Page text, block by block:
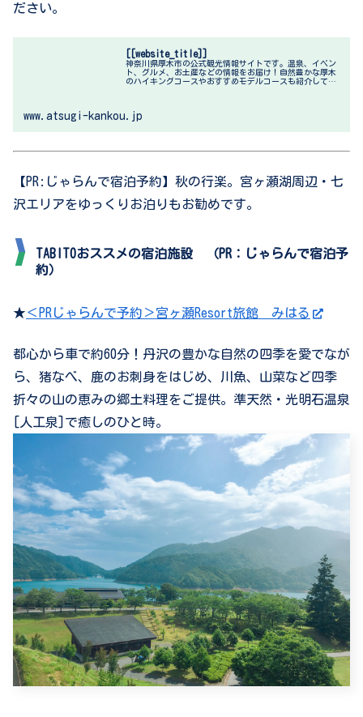
ださい。
[[website_title]]
神奈川県厚木市の公式観光情報サイトです。温泉、イベン
ト、グルメ、お土産などの情報をお届け！自然豊かな厚木
のハイキングコースやおすすめモデルコースも紹介してい
www.atsugi-kankou.jp
【PR:じゃらんで宿泊予約】秋の行楽。宮ヶ瀬湖周辺・七
沢エリアをゆっくりお泊りもお勧めです。
TABITOおススメの宿泊施設 （PR：じゃらんで宿泊予
約）
★＜PRじゃらんで予約＞宮ヶ瀬Resort旅館 みはる
都心から車で約60分！丹沢の豊かな自然の四季を愛でなが
ら、猪なべ、鹿のお刺身をはじめ、川魚、山菜など四季
折々の山の恵みの郷土料理をご提供。準天然・光明石温泉
[人工泉]で癒しのひと時。